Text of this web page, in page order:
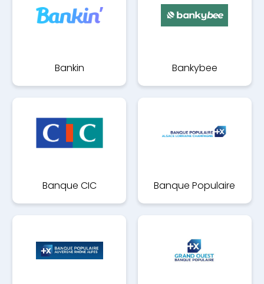
Bankin Bankybee
Banque CIC Banque Populaire
Champagne